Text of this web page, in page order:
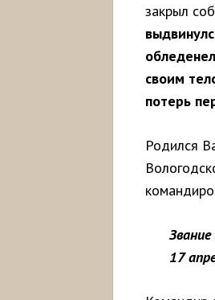
закрыл
своим
потерь
Родился
17